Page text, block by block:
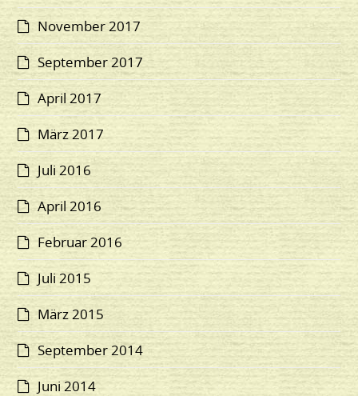
November 2017
September 2017
April 2017
März 2017
Juli 2016
April 2016
Februar 2016
Juli 2015
März 2015
September 2014
Juni 2014